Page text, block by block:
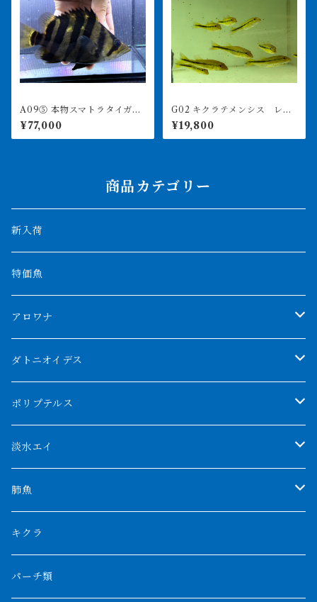
A09⑤ 本物スマトラタイガ
ー セミショート 17㎝前
後 イエロー
¥77,000
G02 キクラテメンシス レイ
クプロコポンド スリナムワ
イルド 8㎝前後
¥19,800
商品カテゴリー
新入荷
特価魚
アロワナ
クンパイ
アブソリュートレッド
AGUS スーパーレッドF4
特殊アロワナ
厳選 過背金龍
フルゴールデンクロスバック
BILLY-KENオリジナルブランド紅龍
ダトニオイデス
シャムタイガー
特殊ダトニオ
ダトニオプラスワン
リアルバンド
フォークバンド
フォーバータイガー
メニーバータイガー
ポリプテルス
モンスターポリプ
特殊ポリプ
プラチナ個体
ショート個体
ハイブリッドポリプ
エンドリケリー
淡水エイ
シナガワダイヤ
ダイヤモンドポルカ
クロコダイル
肺魚
ネオケラ
その他肺魚
キクラ
パーチ類